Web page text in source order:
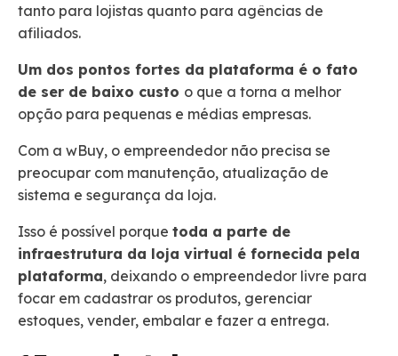
tanto para lojistas quanto para agências de
afiliados.
Um dos pontos fortes da plataforma é o fato
de ser de baixo custo o que a torna a melhor
opção para pequenas e médias empresas.
Com a wBuy, o empreendedor não precisa se
preocupar com manutenção, atualização de
sistema e segurança da loja.
Isso é possível porque toda a parte de
infraestrutura da loja virtual é fornecida pela
plataforma, deixando o empreendedor livre para
focar em cadastrar os produtos, gerenciar
estoques, vender, embalar e fazer a entrega.